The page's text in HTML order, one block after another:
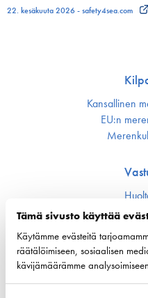
Tämä sivusto käyttää
Käytämme evästeitä
räätälöimiseen, sosiaalisen
kävijämäärämme analysoimiseen
22. kesäkuuta 2026 - safety4sea.com
Kansallinen
EU:n
Varustamot
ympäristöystävällisiin